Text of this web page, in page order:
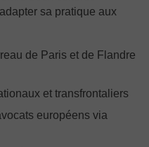
sa pratique aux
de Paris et de Flandre
et transfrontaliers
européens via